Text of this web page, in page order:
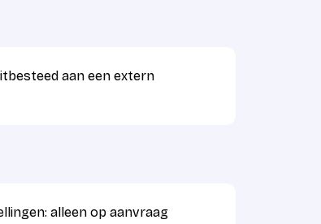
aan een extern
alleen op aanvraag